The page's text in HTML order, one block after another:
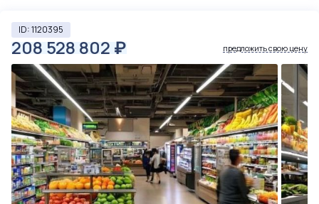
ID: 1120395
208 528 802 ₽ предложить свою цену